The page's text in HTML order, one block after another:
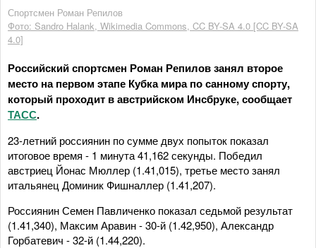
Спортсмен Роман Репилов
Фото: Sandro Halank, Wikimedia Commons, CC BY-SA 4.0 [CC BY-SA
4.0]
Российский спортсмен Роман Репилов занял второе
место на первом этапе Кубка мира по санному спорту,
который проходит в австрийском Инсбруке, сообщает
ТАСС.
23-летний россиянин по сумме двух попыток показал
итоговое время - 1 минута 41,162 секунды. Победил
австриец Йонас Мюллер (1.41,015), третье место занял
итальянец Доминик Фишналлер (1.41,207).
Россиянин Семен Павличенко показал седьмой результат
(1.41,340), Максим Аравин - 30-й (1.42,950), Александр
Горбатевич - 32-й (1.44,220).